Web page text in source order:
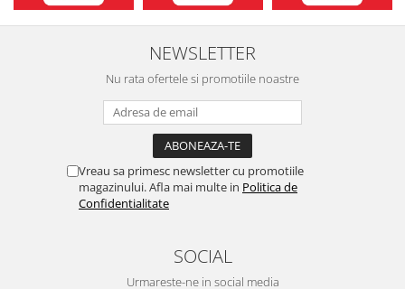
NEWSLETTER
Nu rata ofertele si promotiile noastre
Vreau sa primesc newsletter cu promotiile
magazinului. Afla mai multe in Politica de
Confidentialitate
SOCIAL
Urmareste-ne in social media